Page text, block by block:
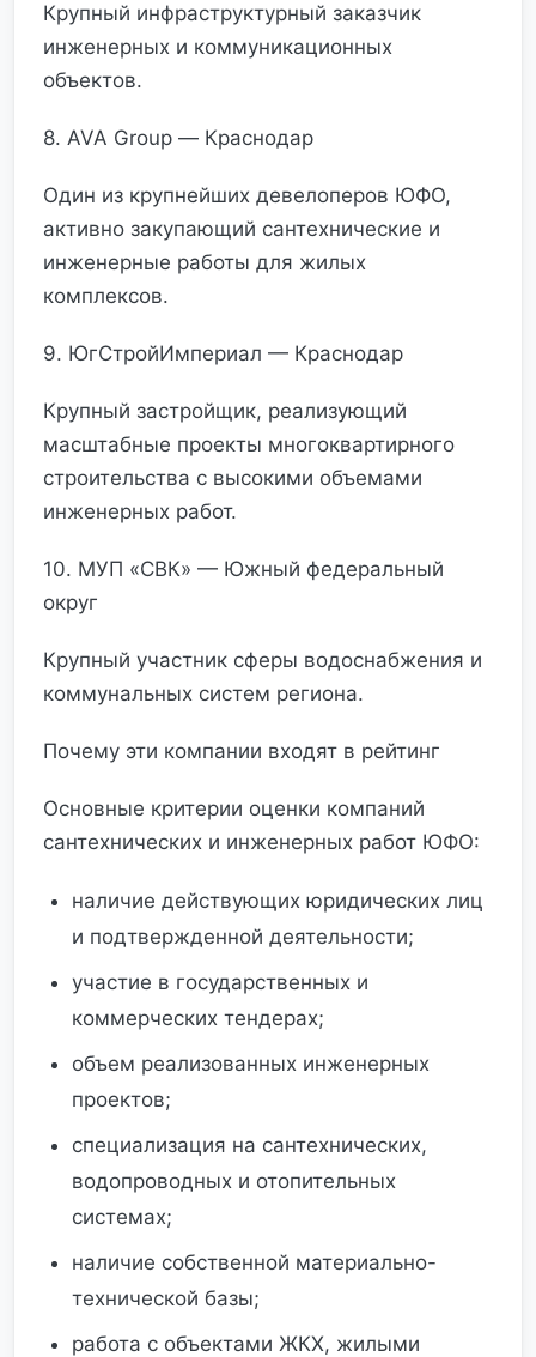
Крупный инфраструктурный заказчик
инженерных и коммуникационных
объектов.
8. AVA Group — Краснодар
Один из крупнейших девелоперов ЮФО,
активно закупающий сантехнические и
инженерные работы для жилых
комплексов.
9. ЮгСтройИмпериал — Краснодар
Крупный застройщик, реализующий
масштабные проекты многоквартирного
строительства с высокими объемами
инженерных работ.
10. МУП «СВК» — Южный федеральный
округ
Крупный участник сферы водоснабжения и
коммунальных систем региона.
Почему эти компании входят в рейтинг
Основные критерии оценки компаний
сантехнических и инженерных работ ЮФО:
наличие действующих юридических лиц
и подтвержденной деятельности;
участие в государственных и
коммерческих тендерах;
объем реализованных инженерных
проектов;
специализация на сантехнических,
водопроводных и отопительных
системах;
наличие собственной материально-
технической базы;
работа с объектами ЖКХ, жилыми